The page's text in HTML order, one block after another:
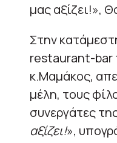
μας αξίζει!»,
Στην
restaurant-bar
κ.Μαμάκος,
μέλη, τους
συνεργάτες
αξίζει!»,